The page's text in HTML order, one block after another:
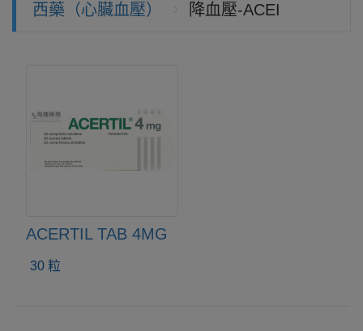
西藥（心臟血壓） 降血壓-ACEI
ACERTIL TAB 4MG
30 粒